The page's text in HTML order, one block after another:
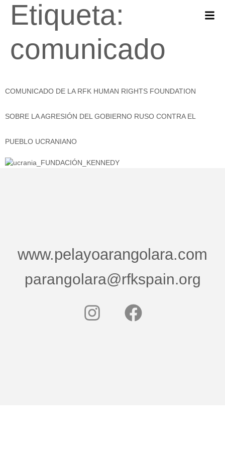
Etiqueta:
comunicado
COMUNICADO DE LA RFK HUMAN RIGHTS FOUNDATION
SOBRE LA AGRESIÓN DEL GOBIERNO RUSO CONTRA EL
PUEBLO UCRANIANO
www.pelayoarangolara.com
parangolara@rfkspain.org